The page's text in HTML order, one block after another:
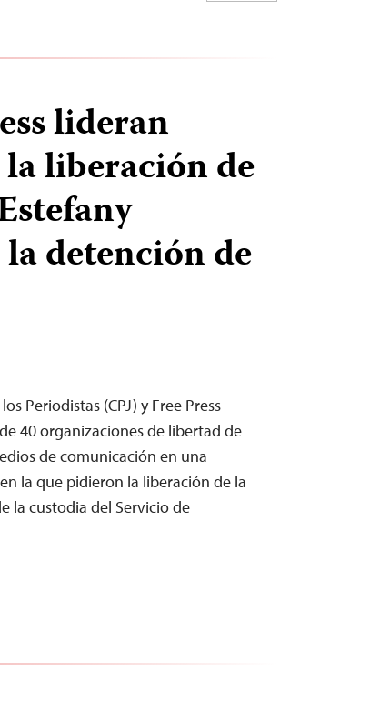
lideran
liberación de
detención de
Periodistas (CPJ) y Free Press
40 organizaciones de libertad de
de comunicación en una
la que pidieron la liberación de la
la custodia del Servicio de